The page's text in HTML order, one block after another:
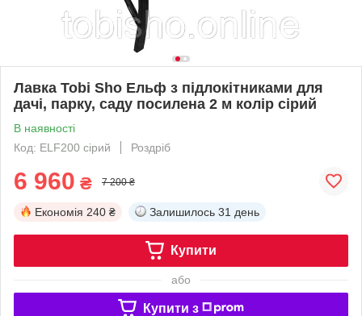
Лавка Tobi Sho Ельф з підлокітниками для
дачі, парку, саду посилена 2 м колір сірий
В наявності
Код: ELF200 сірий
Роздріб
6 960 ₴ 7 200 ₴
Економія 240 ₴ Залишилось 31 день
Купити
або
Купити з